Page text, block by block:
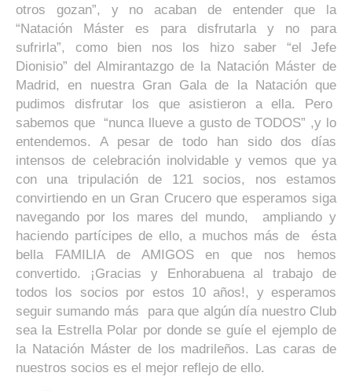
otros gozan”, y no acaban de entender que la
“Natación Máster es para disfrutarla y no para
sufrirla”, como bien nos los hizo saber “el Jefe
Dionisio” del Almirantazgo de la Natación Máster de
Madrid, en nuestra Gran Gala de la Natación que
pudimos disfrutar los que asistieron a ella. Pero
sabemos que “nunca llueve a gusto de TODOS” ,y lo
entendemos. A pesar de todo han sido dos días
intensos de celebración inolvidable y vemos que ya
con una tripulación de 121 socios, nos estamos
convirtiendo en un Gran Crucero que esperamos siga
navegando por los mares del mundo, ampliando y
haciendo partícipes de ello, a muchos más de ésta
bella FAMILIA de AMIGOS en que nos hemos
convertido. ¡Gracias y Enhorabuena al trabajo de
todos los socios por estos 10 años!, y esperamos
seguir sumando más para que algún día nuestro Club
sea la Estrella Polar por donde se guíe el ejemplo de
la Natación Máster de los madrileños. Las caras de
nuestros socios es el mejor reflejo de ello.